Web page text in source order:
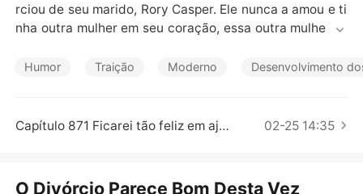
Contos Curtos
rciou de seu marido, Rory Casper. Ele nunca a amou e ti
nha outra mulher em seu coração, essa outra mulher er
e recusou a ouvi-la. Rory até a forçou a fazer uma escol
Humor Traição Moderno Desenvolvimento
Capítulo 871 Ficarei tão feliz em ajudar 02-25 14:35
O Divórcio Parece Bom Desta Vez